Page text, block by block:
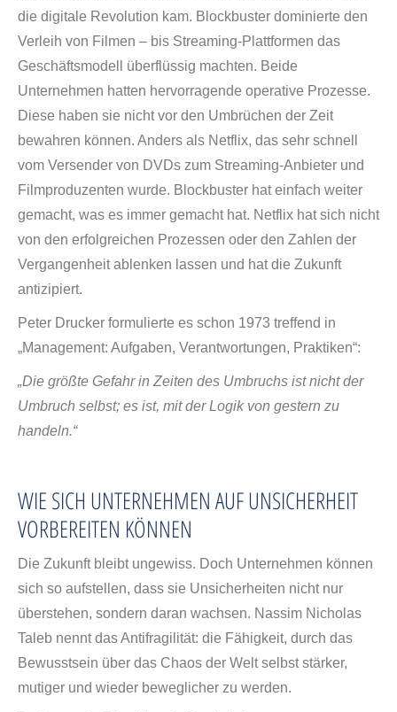
die digitale Revolution kam. Blockbuster dominierte den
Verleih von Filmen – bis Streaming-Plattformen das
Geschäftsmodell überflüssig machten. Beide
Unternehmen hatten hervorragende operative Prozesse.
Diese haben sie nicht vor den Umbrüchen der Zeit
bewahren können. Anders als Netflix, das sehr schnell
vom Versender von DVDs zum Streaming-Anbieter und
Filmproduzenten wurde. Blockbuster hat einfach weiter
gemacht, was es immer gemacht hat. Netflix hat sich nicht
von den erfolgreichen Prozessen oder den Zahlen der
Vergangenheit ablenken lassen und hat die Zukunft
antizipiert.
Peter Drucker formulierte es schon 1973 treffend in
„Management: Aufgaben, Verantwortungen, Praktiken“:
„Die größte Gefahr in Zeiten des Umbruchs ist nicht der
Umbruch selbst; es ist, mit der Logik von gestern zu
handeln.“
WIE SICH UNTERNEHMEN AUF UNSICHERHEIT
VORBEREITEN KÖNNEN
Die Zukunft bleibt ungewiss. Doch Unternehmen können
sich so aufstellen, dass sie Unsicherheiten nicht nur
überstehen, sondern daran wachsen. Nassim Nicholas
Taleb nennt das Antifragilität: die Fähigkeit, durch das
Bewusstsein über das Chaos der Welt selbst stärker,
mutiger und wieder beweglicher zu werden.